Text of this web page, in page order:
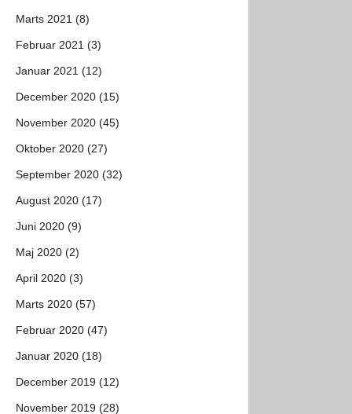
Marts 2021 (8)
Februar 2021 (3)
Januar 2021 (12)
December 2020 (15)
November 2020 (45)
Oktober 2020 (27)
September 2020 (32)
August 2020 (17)
Juni 2020 (9)
Maj 2020 (2)
April 2020 (3)
Marts 2020 (57)
Februar 2020 (47)
Januar 2020 (18)
December 2019 (12)
November 2019 (28)